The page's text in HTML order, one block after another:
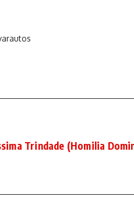
Trindade (Homilia